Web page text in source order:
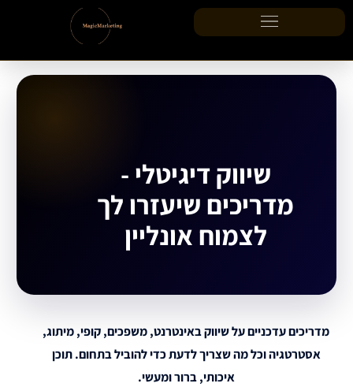
דילוג
לתוכן
שיווק דיגיטלי -
מדריכים שיעזרו לך
לצמוח אונליין
מדריכים עדכניים על שיווק באינטרנט, משפכים, קופי, מיתוג,
אסטרטגיה וכל מה שצריך לדעת כדי להוביל בתחום. תוכן
איכותי, ברור ומעשי.